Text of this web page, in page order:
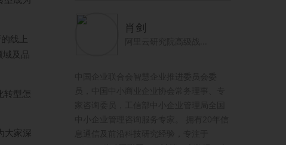
线上
及品
转型怎
大家深
肖剑